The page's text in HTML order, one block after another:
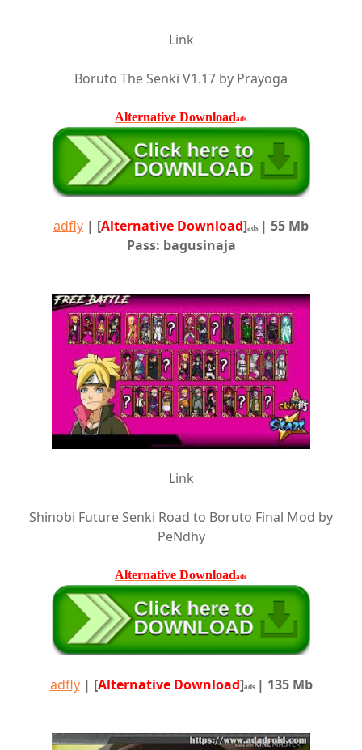
Link
Boruto The Senki V1.17 by Prayoga
Alternative Downloadads
adfly | [Alternative Download]ads | 55 Mb
Pass: bagusinaja
Link
Shinobi Future Senki Road to Boruto Final Mod by
PeNdhy
Alternative Downloadads
adfly| [Alternative Download]ads | 135 Mb